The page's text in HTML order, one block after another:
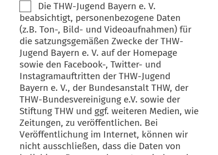
Die THW-Jugend Bayern e. V.
beabsichtigt, personenbezogene Daten
(z.B. Ton-, Bild- und Videoaufnahmen) für
die satzungsgemäßen Zwecke der THW-
Jugend Bayern e. V. auf der Homepage
sowie den Facebook-, Twitter- und
Instagramauftritten der THW-Jugend
Bayern e. V., der Bundesanstalt THW, der
THW-Bundesvereinigung e.V. sowie der
Stiftung THW und ggf. weiteren Medien, wie
Zeitungen, zu veröffentlichen. Bei
Veröffentlichung im Internet, können wir
nicht ausschließen, dass die Daten von